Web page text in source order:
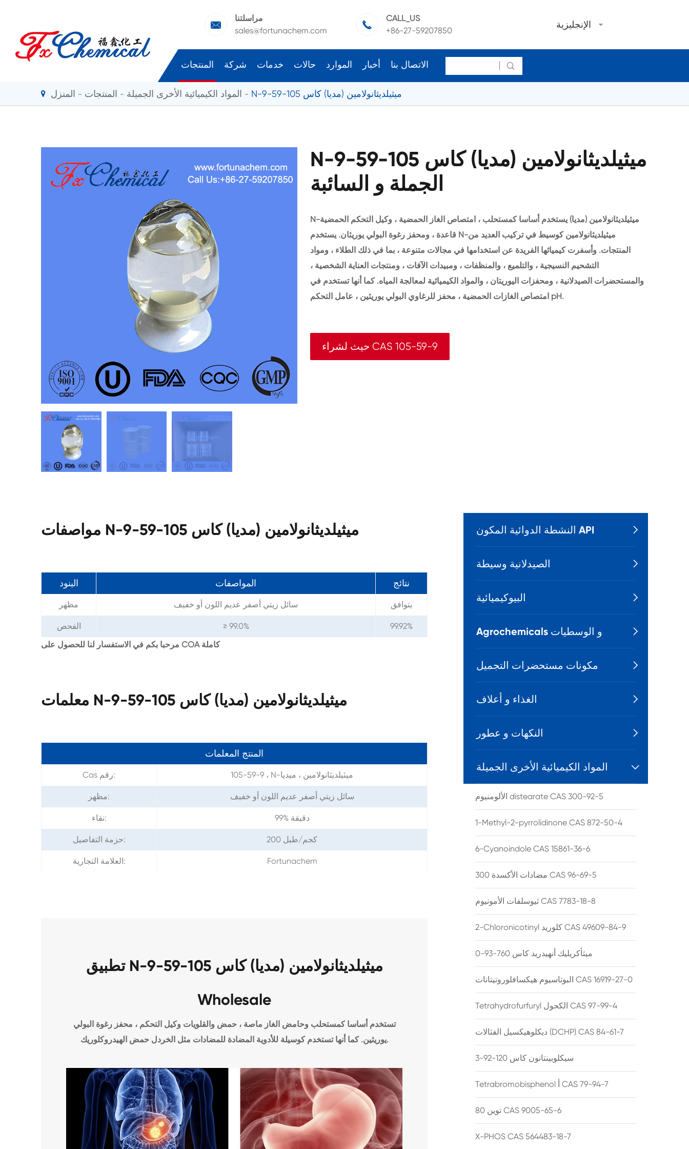

مراسلتنا
sales@fortunachem.com

CALL_US
+86-27-59207850
الإنجليزية
المنتجات شركة خدمات حالات الموارد أخبار الاتصال بنا 
المنزل المنتجات المواد الكيميائية الأخرى الجميلة N-ميثيلديثانولامين (مديا) كاس 105-59-9
N-ميثيلديثانولامين (مديا) كاس 105-59-9
الجملة و السائبة
N-ميثيلديثانولامين (مديا) يستخدم أساسا كمستحلب ، امتصاص الغاز الحمضية ، وكيل التحكم الحمضية
قاعدة ، ومحفز رغوة البولي يوريثان. يستخدم N-ميثيلديثانولامين كوسيط في تركيب العديد من
المنتجات. وأسفرت كيميائها الفريدة عن استخدامها في مجالات متنوعة ، بما في ذلك الطلاء ، ومواد
التشحيم النسيجية ، والتلميع ، والمنظفات ، ومبيدات الآفات ، ومنتجات العناية الشخصية ،
والمستحضرات الصيدلانية ، ومحفزات اليوريتان ، والمواد الكيميائية لمعالجة المياه. كما أنها تستخدم في
امتصاص الغازات الحمضية ، محفز للرغاوي البولي يوريثين ، عامل التحكم pH.
حيث لشراء CAS 105-59-9
مواصفات N-ميثيلديثانولامين (مديا) كاس 105-59-9
البنود المواصفات نتائج
مظهر سائل زيتي أصفر عديم اللون أو خفيف يتوافق
الفحص ≥ 99.0%
99.92%
مرحبا بكم في الاستفسار لنا للحصول على COA كاملة
معلمات N-ميثيلديثانولامين (مديا) كاس 105-59-9
المنتج المعلمات
Cas رقم: 105-59-9 ، N-ميثيلديثانولامين ، ميديا
مظهر: سائل زيتي أصفر عديم اللون أو خفيف
نقاء: 99% دقيقة
حزمة التفاصيل: 200 كجم/طبل
العلامة التجارية: Fortunachem
تطبيق N-ميثيلديثانولامين (مديا) كاس 105-59-9
Wholesale
تستخدم أساسا كمستحلب وحامض الغاز ماصة ، حمض والقلويات وكيل التحكم ، محفز رغوة البولي
يوريثين. كما أنها تستخدم كوسيلة للأدوية المضادة للمضادات مثل الخردل حمض الهيدروكلوريك.
النشطة الدوائية المكون API 
الصيدلانية وسيطة 
البيوكيميائية 
Agrochemicals و الوسطيات 
مكونات مستحضرات التجميل 
الغذاء و أعلاف 
النكهات و عطور 
المواد الكيميائية الأخرى الجميلة 
الألومنيوم distearate CAS 300-92-5
1-Methyl-2-pyrrolidinone CAS 872-50-4
6-Cyanoindole CAS 15861-36-6
مضادات الأكسدة 300 CAS 96-69-5
ثيوسلفات الأمونيوم CAS 7783-18-8
2-Chloronicotinyl كلوريد CAS 49609-84-9
ميثأكريليك أنهيدريد كاس 760-93-0
البوتاسيوم هيكسافلوروتيتانات CAS 16919-27-0
Tetrahydrofurfuryl الكحول CAS 97-99-4
ديكلوهيكسيل الفثالات (DCHP) CAS 84-61-7
سيكلوبينتانون كاس 120-92-3
Tetrabromobisphenol أ CAS 79-94-7
توين 80 CAS 9005-65-6
X-PHOS CAS 564483-18-7